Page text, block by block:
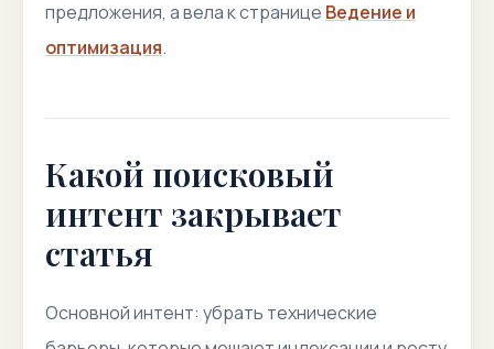
предложения, а вела к странице Ведение и
оптимизация.
Какой поисковый
интент закрывает
статья
Основной интент: убрать технические